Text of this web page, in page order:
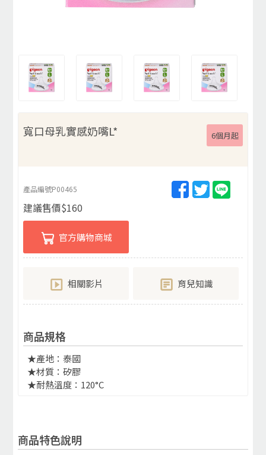
寬口母乳實感奶嘴L* 6個月起
產品編號P00465
建議售價$160
官方購物商城
相關影片 育兒知識
商品規格
★產地：泰國
★材質：矽膠
★耐熱溫度：120°C
商品特色說明